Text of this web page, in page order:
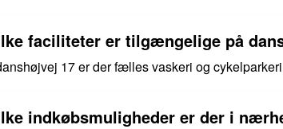
faciliteter er tilgængelige på
17 er der fælles vaskeri og
indkøbsmuligheder er der i